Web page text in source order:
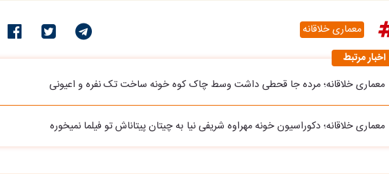
معماری خلاقانه
اخبار مرتبط
معماری خلاقانه؛ مرده جا قحطی داشت وسط چاک کوه خونه ساخت تک نفره و اعیونی
معماری خلاقانه؛ دکوراسیون خونه مهراوه شریفی نیا به چیتان پیتاناش تو فیلما نمیخوره